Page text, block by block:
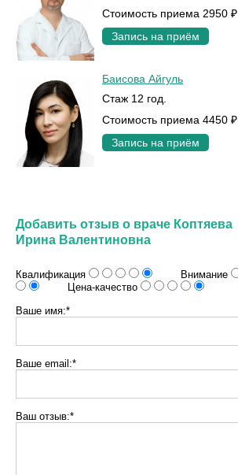
Стоимость приема 2950 ₽
Запись на приём
Баисова Айгуль
Стаж 12 год.
Стоимость приема 4450 ₽
Запись на приём
Добавить отзыв о враче Коптяева
Ирина Валентиновна
Квалификация
Внимание
Цена-качество
Ваше имя:*
Ваше email:*
Ваш отзыв:*